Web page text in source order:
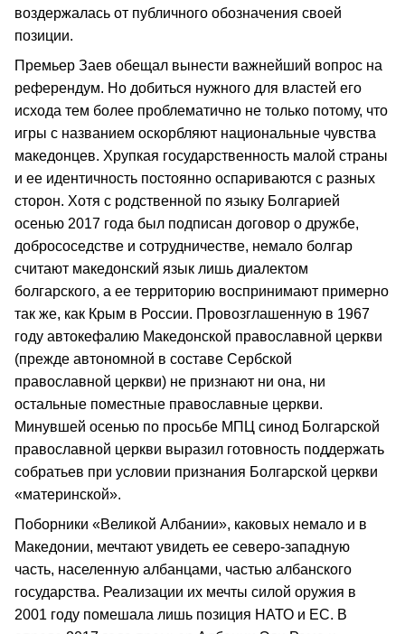
воздержалась от публичного обозначения своей
позиции.
Премьер Заев обещал вынести важнейший вопрос на
референдум. Но добиться нужного для властей его
исхода тем более проблематично не только потому, что
игры с названием оскорбляют национальные чувства
македонцев. Хрупкая государственность малой страны
и ее идентичность постоянно оспариваются с разных
сторон. Хотя с родственной по языку Болгарией
осенью 2017 года был подписан договор о дружбе,
добрососедстве и сотрудничестве, немало болгар
считают македонский язык лишь диалектом
болгарского, а ее территорию воспринимают примерно
так же, как Крым в России. Провозглашенную в 1967
году автокефалию Македонской православной церкви
(прежде автономной в составе Сербской
православной церкви) не признают ни она, ни
остальные поместные православные церкви.
Минувшей осенью по просьбе МПЦ синод Болгарской
православной церкви выразил готовность поддержать
собратьев при условии признания Болгарской церкви
«материнской».
Поборники «Великой Албании», каковых немало и в
Македонии, мечтают увидеть ее северо-западную
часть, населенную албанцами, частью албанского
государства. Реализации их мечты силой оружия в
2001 году помешала лишь позиция НАТО и ЕС. В